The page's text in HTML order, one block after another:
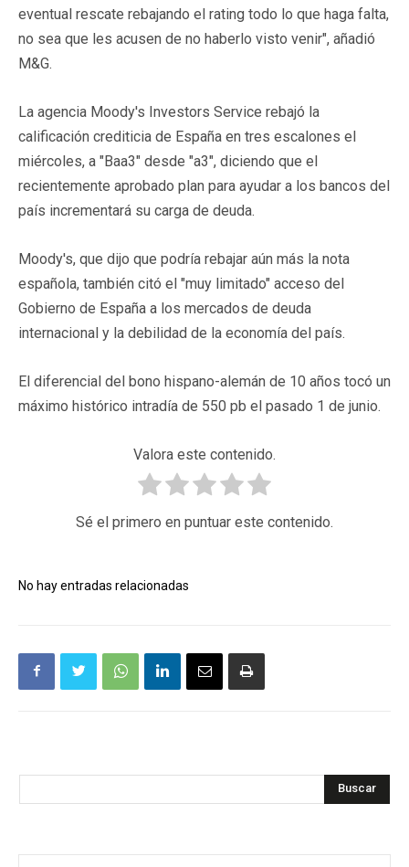
eventual rescate rebajando el rating todo lo que haga falta,
no sea que les acusen de no haberlo visto venir", añadió
M&G.
La agencia Moody's Investors Service rebajó la
calificación crediticia de España en tres escalones el
miércoles, a "Baa3" desde "a3", diciendo que el
recientemente aprobado plan para ayudar a los bancos del
país incrementará su carga de deuda.
Moody's, que dijo que podría rebajar aún más la nota
española, también citó el "muy limitado" acceso del
Gobierno de España a los mercados de deuda
internacional y la debilidad de la economía del país.
El diferencial del bono hispano-alemán de 10 años tocó un
máximo histórico intradía de 550 pb el pasado 1 de junio.
Valora este contenido.
Sé el primero en puntuar este contenido.
No hay entradas relacionadas
Buscar